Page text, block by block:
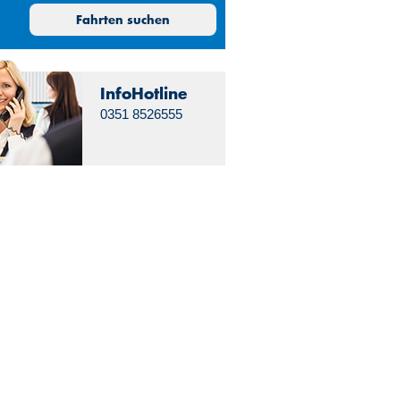
31 1 2
7 8 9
13
20 21 22
27 28 29 30
3 4
Fahrten suchen
InfoHotline
0351 8526555